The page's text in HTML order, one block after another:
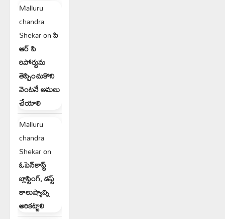
Malluru
chandra
Shekaronపి
ఆర్ సి
రిపోర్టును
తెప్పించుకొని
వెంటనే అమలు
చేయాలి
Malluru
chandra
Shekaron
ఓపెన్‌కాస్ట్
బ్లాస్టింగ్, డస్ట్
కాలుష్యాన్ని
అరికట్టాలి